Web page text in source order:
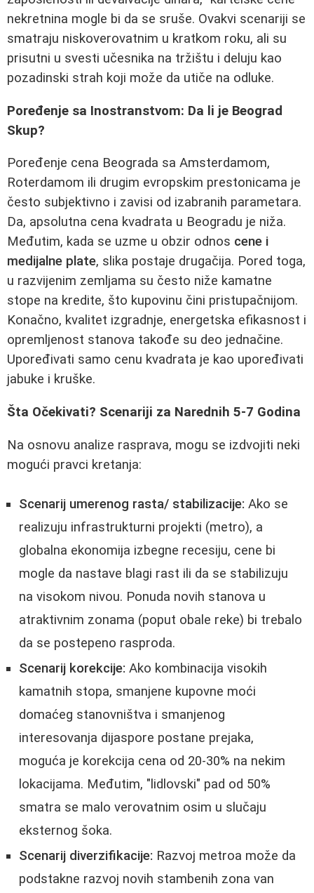
nekretnina mogle bi da se sruše. Ovakvi scenariji se
smatraju niskoverovatnim u kratkom roku, ali su
prisutni u svesti učesnika na tržištu i deluju kao
pozadinski strah koji može da utiče na odluke.
Poređenje sa Inostranstvom: Da li je Beograd
Skup?
Poređenje cena Beograda sa Amsterdamom,
Roterdamom ili drugim evropskim prestonicama je
često subjektivno i zavisi od izabranih parametara.
Da, apsolutna cena kvadrata u Beogradu je niža.
Međutim, kada se uzme u obzir odnos cene i
medijalne plate, slika postaje drugačija. Pored toga,
u razvijenim zemljama su često niže kamatne
stope na kredite, što kupovinu čini pristupačnijom.
Konačno, kvalitet izgradnje, energetska efikasnost i
opremljenost stanova takođe su deo jednačine.
Upoređivati samo cenu kvadrata je kao upoređivati
jabuke i kruške.
Šta Očekivati? Scenariji za Narednih 5-7 Godina
Na osnovu analize rasprava, mogu se izdvojiti neki
mogući pravci kretanja:
Scenarij umerenog rasta/ stabilizacije: Ako se
realizuju infrastrukturni projekti (metro), a
globalna ekonomija izbegne recesiju, cene bi
mogle da nastave blagi rast ili da se stabilizuju
na visokom nivou. Ponuda novih stanova u
atraktivnim zonama (poput obale reke) bi trebalo
da se postepeno rasproda.
Scenarij korekcije: Ako kombinacija visokih
kamatnih stopa, smanjene kupovne moći
domaćeg stanovništva i smanjenog
interesovanja dijasporе postane prejaka,
moguća je korekcija cena od 20-30% na nekim
lokacijama. Međutim, "lidlovski" pad od 50%
smatra se malo verovatnim osim u slučaju
eksternog šoka.
Scenarij diverzifikacije: Razvoj metroa može da
podstakne razvoj novih stambenih zona van